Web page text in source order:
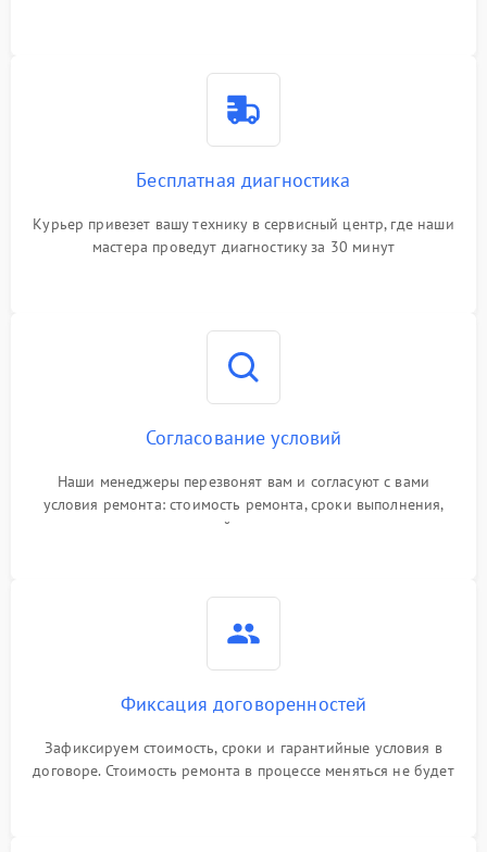
Бесплатная диагностика
Курьер привезет вашу технику в сервисный центр, где наши
мастера проведут диагностику за 30 минут
Согласование условий
Наши менеджеры перезвонят вам и согласуют с вами
условия ремонта: стоимость ремонта, сроки выполнения,
гарантийные условия
Фиксация договоренностей
Зафиксируем стоимость, сроки и гарантийные условия в
договоре. Стоимость ремонта в процессе меняться не будет